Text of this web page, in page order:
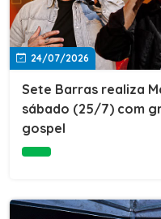
24/07/2026
Sete Barras realiza
sábado (25/7) com
gospel